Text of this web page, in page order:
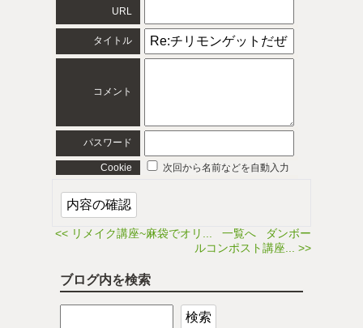
URL
タイトル
コメント
パスワード
Cookie 次回から名前などを自動入力
<< リメイク講座~麻袋でオリ... 一覧へ
ダンボー
ルコンポスト講座... >>
ブログ内を検索